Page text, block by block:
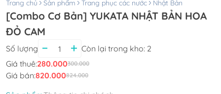
Trang chủ Sản phẩm Trang phục các nước Nhật Bản
[Combo Cơ Bản] YUKATA NHẬT BẢN HOA
ĐỎ CAM
Số lượng Còn lại trong kho: 2
Giá thuê:280.000300.000
Giá bán:820.000824.000